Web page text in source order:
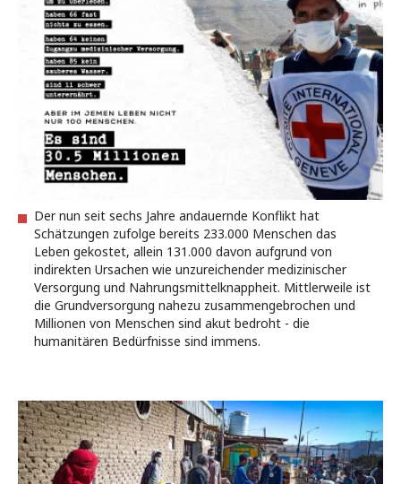
Der nun seit sechs Jahre andauernde Konflikt hat
Schätzungen zufolge bereits 233.000 Menschen das
Leben gekostet, allein 131.000 davon aufgrund von
indirekten Ursachen wie unzureichender medizinischer
Versorgung und Nahrungsmittelknappheit. Mittlerweile ist
die Grundversorgung nahezu zusammengebrochen und
Millionen von Menschen sind akut bedroht - die
humanitären Bedürfnisse sind immens.